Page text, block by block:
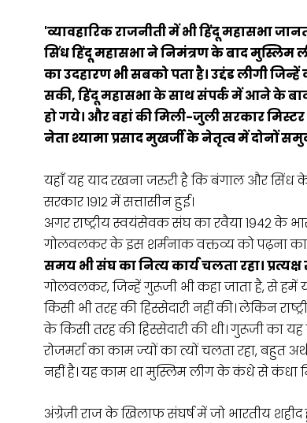
'व्यावहारिक राजनीती में भी हिंदू महासभा
सिंध हिंदू महासभा ने निमंत्रण के बाद मुस्लिम
का उदहारण भी सबको पता है। उद्दंड लीगी
सकी, हिंदू महासभा के साथ संपर्क में आने के
हो गये। और वहां की मिली-जुली सरकार
नेता श्यामा प्रसाद मुखर्जी के नेतृत्व में
यहाँ यह याद रखना जरुरी है कि बंगाल और सिंध
सरकार १९१२ में सत्तासीन हुई।
अगर राष्ट्रीय स्वयंसेवक संघ का रवैया १९४२ के
गोलवलकर के इस शर्मनाक वक्तव्य को पढ़ना
समय भी संघ का नित्य कार्य चलता रहा।
गोलवलकर, जिन्हें गुरूजी भी कहा जाता है, से हमें
किसी भी तरह की हिस्सेदारी नहीं की। लेकिन
के किसी तरह की हिस्सेदारी की थी। गुरूजी का
रोजमर्रा का काम ज्यों का त्यों चलता रहा, बहुत
नहीं है। यह काम था मुस्लिम लीग के कंधे से कंधा
अंग्रेज़ी राज के खिलाफ संघर्ष में जो भारतीय